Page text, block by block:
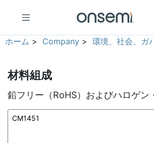
ホーム > Company >環境、社会、ガ
材料組成
鉛フリー（RoHS）およびハロゲ